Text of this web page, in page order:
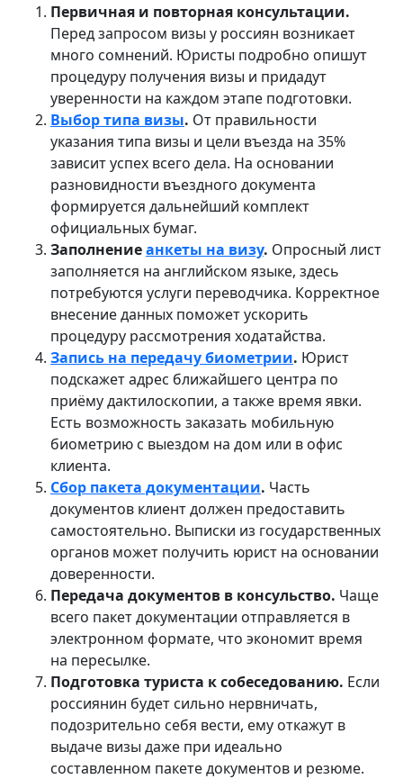
Первичная и повторная консультации.
Перед запросом визы у россиян возникает
много сомнений. Юристы подробно опишут
процедуру получения визы и придадут
уверенности на каждом этапе подготовки.
Выбор типа визы. От правильности
указания типа визы и цели въезда на 35%
зависит успех всего дела. На основании
разновидности въездного документа
формируется дальнейший комплект
официальных бумаг.
Заполнениеанкеты на визу. Опросный лист
заполняется на английском языке, здесь
потребуются услуги переводчика. Корректное
внесение данных поможет ускорить
процедуру рассмотрения ходатайства.
Запись на передачу биометрии. Юрист
подскажет адрес ближайшего центра по
приёму дактилоскопии, а также время явки.
Есть возможность заказать мобильную
биометрию с выездом на дом или в офис
клиента.
Сбор пакета документации. Часть
документов клиент должен предоставить
самостоятельно. Выписки из государственных
органов может получить юрист на основании
доверенности.
Передача документов в консульство. Чаще
всего пакет документации отправляется в
электронном формате, что экономит время
на пересылке.
Подготовка туриста к собеседованию. Если
россиянин будет сильно нервничать,
подозрительно себя вести, ему откажут в
выдаче визы даже при идеально
составленном пакете документов и резюме.